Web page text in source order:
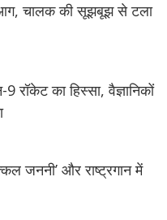
आग, चालक की सूझबूझ से टला
का हिस्सा, वैज्ञानिकों
जननी’ और राष्ट्रगान में